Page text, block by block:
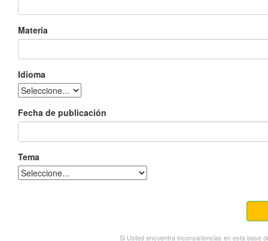
Materia
Idioma
Fecha de publicación
Tema
Si Usted encuentra inconsistencias en esta base